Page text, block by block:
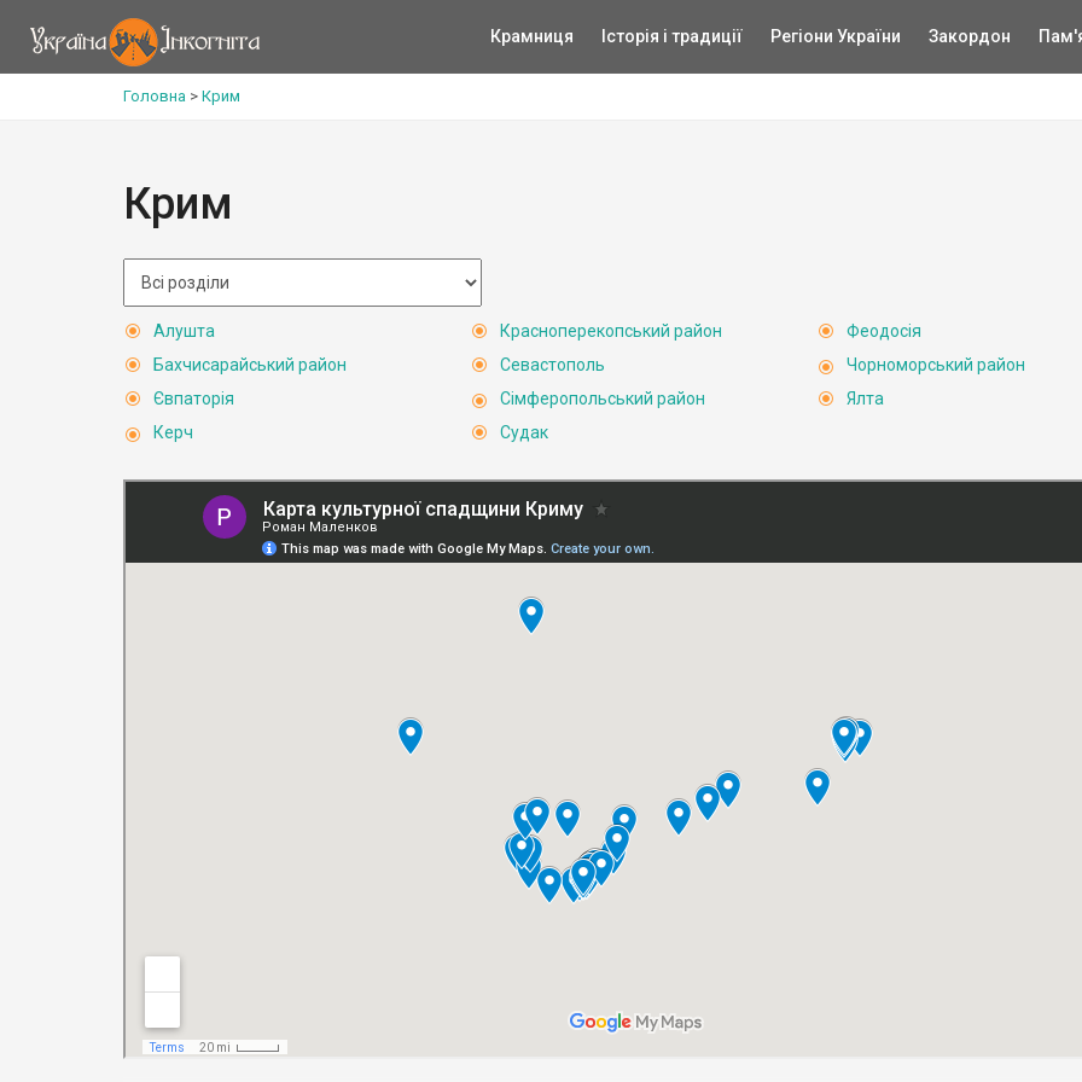
Крамниця Історія і традиції Регіони України Закордон
Головна > Крим
Крим
Алушта
Бахчисарайський район
Євпаторія
Керч
Красноперекопський район
Севастополь
Сімферопольський район
Судак
Феодосія
Чорноморський район
Ялта